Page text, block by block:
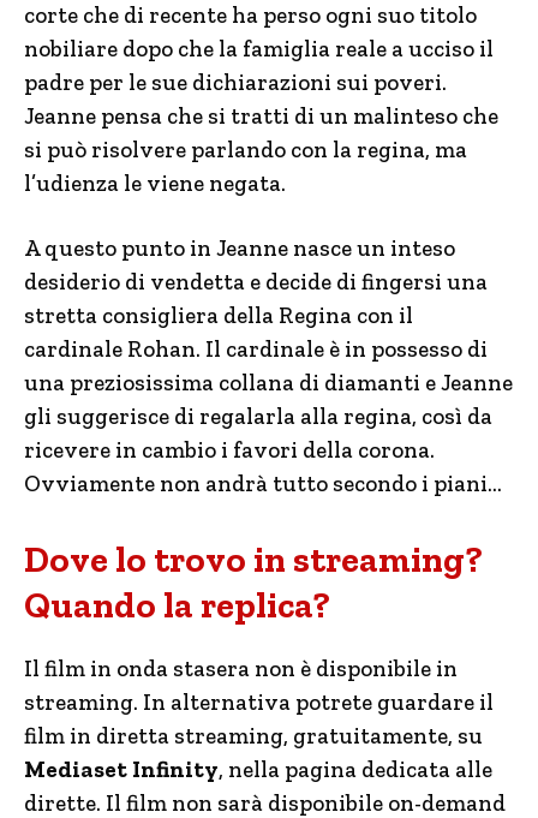
corte che di recente ha perso ogni suo titolo
nobiliare dopo che la famiglia reale a ucciso il
padre per le sue dichiarazioni sui poveri.
Jeanne pensa che si tratti di un malinteso che
si può risolvere parlando con la regina, ma
l’udienza le viene negata.
A questo punto in Jeanne nasce un inteso
desiderio di vendetta e decide di fingersi una
stretta consigliera della Regina con il
cardinale Rohan. Il cardinale è in possesso di
una preziosissima collana di diamanti e Jeanne
gli suggerisce di regalarla alla regina, così da
ricevere in cambio i favori della corona.
Ovviamente non andrà tutto secondo i piani…
Dove lo trovo in streaming?
Quando la replica?
Il film in onda stasera non è disponibile in
streaming. In alternativa potrete guardare il
film in diretta streaming, gratuitamente, su
Mediaset Infinity, nella pagina dedicata alle
dirette. Il film non sarà disponibile on-demand